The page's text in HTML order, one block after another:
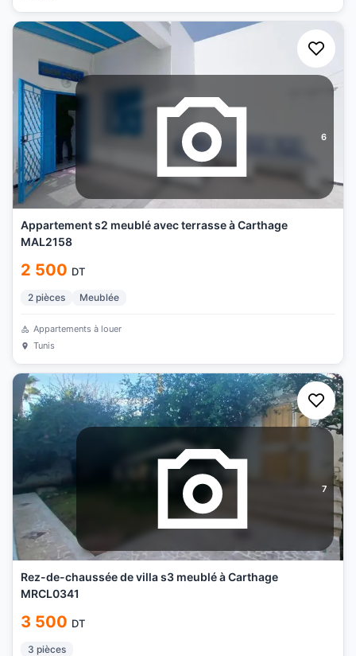
6
Appartement s2 meublé avec terrasse à Carthage
MAL2158
2 500 DT
2 pièces Meublée
Appartements à louer
Tunis
7
Rez-de-chaussée de villa s3 meublé à Carthage
MRCL0341
3 500 DT
3 pièces